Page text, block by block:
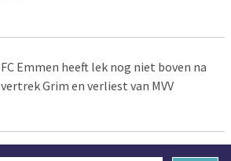
FC Emmen heeft lek nog niet boven na
vertrek Grim en verliest van MVV